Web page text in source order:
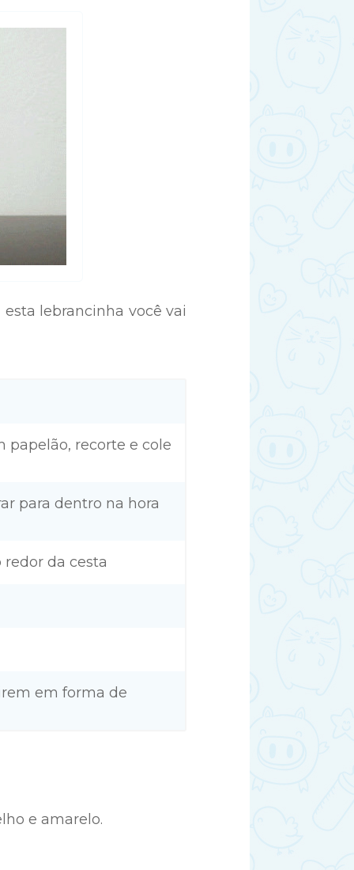
lebrancinha você vai
papelão, recorte e cole
para dentro na hora
redor da cesta
em forma de
e amarelo.